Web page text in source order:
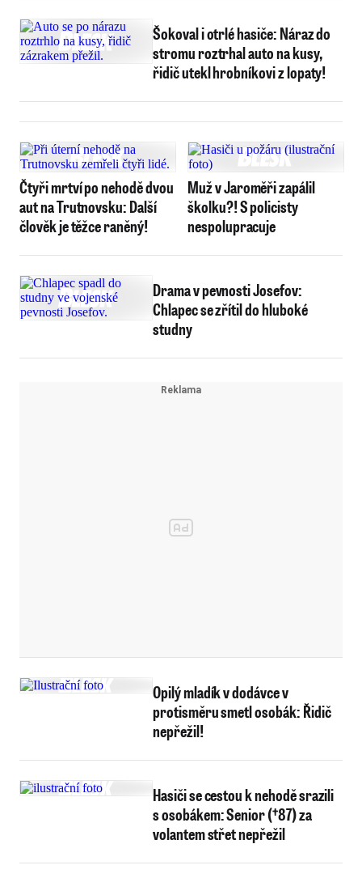
Šokoval i otrlé hasiče: Náraz do
stromu roztrhal auto na kusy,
řidič utekl hrobníkovi z lopaty!
Čtyři mrtví po nehodě dvou
aut na Trutnovsku: Další
člověk je těžce raněný!
Muž v Jaroměři zapálil
školku?! S policisty
nespolupracuje
Drama v pevnosti Josefov:
Chlapec se zřítil do hluboké
studny
Opilý mladík v dodávce v
protisměru smetl osobák: Řidič
nepřežil!
Hasiči se cestou k nehodě srazili
s osobákem: Senior (†87) za
volantem střet nepřežil